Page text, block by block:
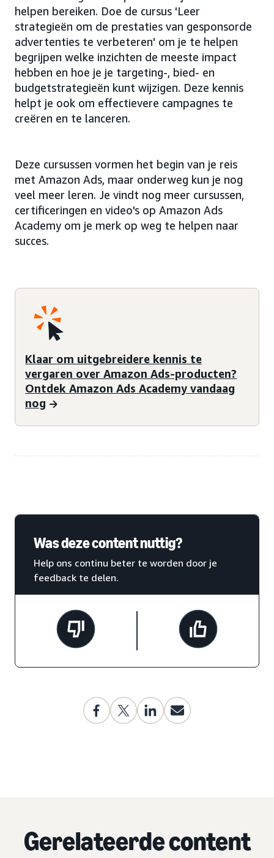
helpen bereiken. Doe de cursus 'Leer
strategieën om de prestaties van gesponsorde
advertenties te verbeteren' om je te helpen
begrijpen welke inzichten de meeste impact
hebben en hoe je je targeting-, bied- en
budgetstrategieën kunt wijzigen. Deze kennis
helpt je ook om effectievere campagnes te
creëren en te lanceren.
Deze cursussen vormen het begin van je reis
met Amazon Ads, maar onderweg kun je nog
veel meer leren. Je vindt nog meer cursussen,
certificeringen en video's op Amazon Ads
Academy om je merk op weg te helpen naar
succes.
Klaar om uitgebreidere kennis te
vergaren over Amazon Ads-producten?
Ontdek Amazon Ads Academy vandaag
nog
Was deze content nuttig?
Help ons continu beter te worden door je
feedback te delen.
Gerelateerde content